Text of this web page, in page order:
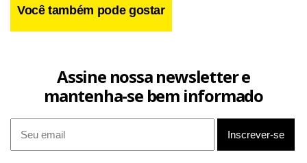
Você também pode gostar
Assine nossa newsletter e
mantenha-se bem informado